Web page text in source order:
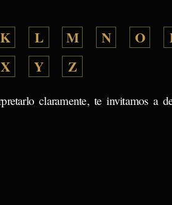
K L M N O
X Y Z
claramente, te invitamos a